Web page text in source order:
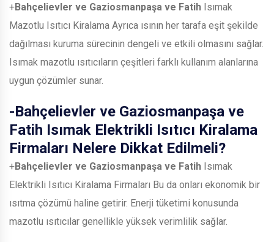
+Bahçelievler ve Gaziosmanpaşa ve Fatih Isımak
Mazotlu Isıtıcı Kiralama Ayrıca ısının her tarafa eşit şekilde
dağılması kuruma sürecinin dengeli ve etkili olmasını sağlar.
Isımak mazotlu ısıtıcıların çeşitleri farklı kullanım alanlarına
uygun çözümler sunar.
-Bahçelievler ve Gaziosmanpaşa ve
Fatih Isımak Elektrikli Isıtıcı Kiralama
Firmaları Nelere Dikkat Edilmeli?
+Bahçelievler ve Gaziosmanpaşa ve Fatih Isımak
Elektrikli Isıtıcı Kiralama Firmaları Bu da onları ekonomik bir
ısıtma çözümü haline getirir. Enerji tüketimi konusunda
mazotlu ısıtıcılar genellikle yüksek verimlilik sağlar.